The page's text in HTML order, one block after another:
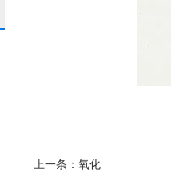
上一条： 氧化